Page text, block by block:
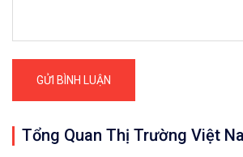
Tổng Quan Thị Trường Việt